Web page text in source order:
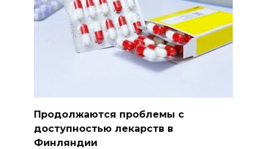
Продолжаются проблемы с
доступностью лекарств в
Финляндии